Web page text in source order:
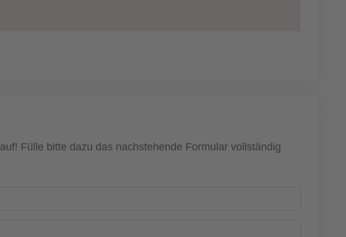
auf! Fülle bitte dazu das nachstehende Formular vollständig